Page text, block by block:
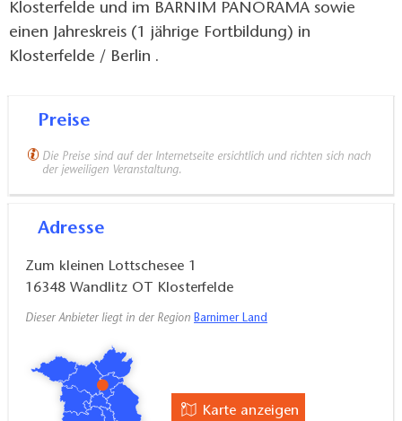
Klosterfelde und im BARNIM PANORAMA sowie
einen Jahreskreis (1 jährige Fortbildung) in
Klosterfelde / Berlin .
Preise
Die Preise sind auf der Internetseite ersichtlich und richten sich nach
der jeweiligen Veranstaltung.
Adresse
Zum kleinen Lottschesee 1
16348 Wandlitz OT Klosterfelde
Dieser Anbieter liegt in der Region Barnimer Land
Karte anzeigen